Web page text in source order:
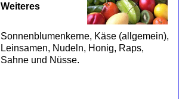
Weiteres
Sonnenblumenkerne, Käse (allgemein),
Leinsamen, Nudeln, Honig, Raps,
Sahne und Nüsse.